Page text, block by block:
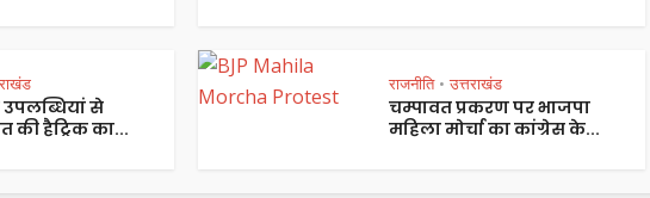
से
की हैट्रिक का...
राजनीति • उत्तराखंड
चम्पावत प्रकरण पर भाजपा
महिला मोर्चा का कांग्रेस के...